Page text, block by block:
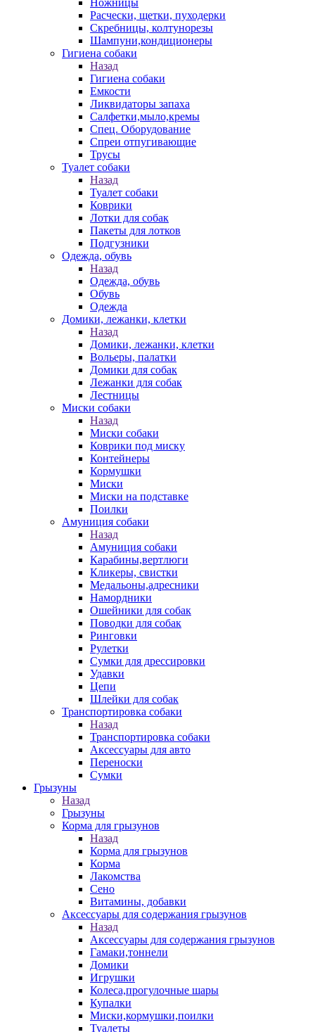
Ножницы
Расчески, щетки, пуходерки
Скребницы, колтунорезы
Шампуни,кондиционеры
Гигиена собаки
Назад
Гигиена собаки
Емкости
Ликвидаторы запаха
Салфетки,мыло,кремы
Спец. Оборудование
Спреи отпугивающие
Трусы
Туалет собаки
Назад
Туалет собаки
Коврики
Лотки для собак
Пакеты для лотков
Подгузники
Одежда, обувь
Назад
Одежда, обувь
Обувь
Одежда
Домики, лежанки, клетки
Назад
Домики, лежанки, клетки
Вольеры, палатки
Домики для собак
Лежанки для собак
Лестницы
Миски собаки
Назад
Миски собаки
Коврики под миску
Контейнеры
Кормушки
Миски
Миски на подставке
Поилки
Амуниция собаки
Назад
Амуниция собаки
Карабины,вертлюги
Кликеры, свистки
Медальоны,адресники
Намордники
Ошейники для собак
Поводки для собак
Ринговки
Рулетки
Сумки для дрессировки
Удавки
Цепи
Шлейки для собак
Транспортировка собаки
Назад
Транспортировка собаки
Аксессуары для авто
Переноски
Сумки
Грызуны
Назад
Грызуны
Корма для грызунов
Назад
Корма для грызунов
Корма
Лакомства
Сено
Витамины, добавки
Аксессуары для содержания грызунов
Назад
Аксессуары для содержания грызунов
Гамаки,тоннели
Домики
Игрушки
Колеса,прогулочные шары
Купалки
Миски,кормушки,поилки
Туалеты